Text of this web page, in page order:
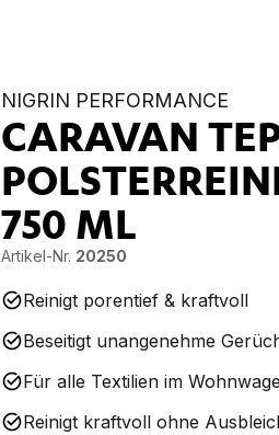
NIGRIN PERFORMANCE
CARAVAN
750 ML
Artikel-Nr. 20250
Reinigt porentief & kraftvoll
Beseitigt unangenehme
Für alle Textilien im
Reinigt kraftvoll ohne